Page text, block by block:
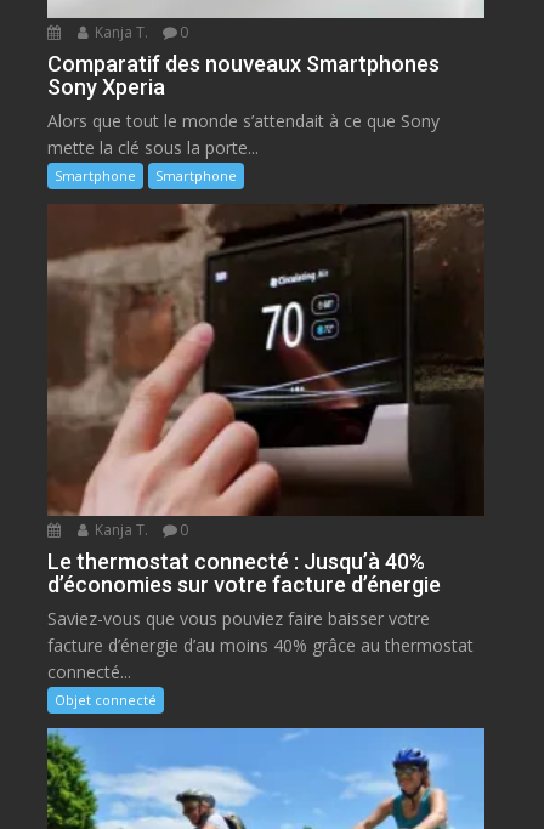
Kanja T. 0
Comparatif des nouveaux Smartphones
Sony Xperia
Alors que tout le monde s’attendait à ce que Sony
mette la clé sous la porte...
Smartphone Smartphone
Kanja T. 0
Le thermostat connecté : Jusqu’à 40%
d’économies sur votre facture d’énergie
Saviez-vous que vous pouviez faire baisser votre
facture d’énergie d’au moins 40% grâce au thermostat
connecté...
Objet connecté